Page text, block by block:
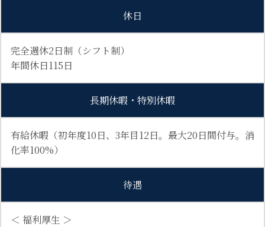
休日
完全週休2日制（シフト制）
年間休日115日
長期休暇・特別休暇
有給休暇（初年度10日、3年目12日。最大20日間付与。消
化率100%）
待遇
＜ 福利厚生 ＞